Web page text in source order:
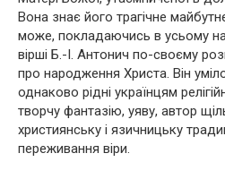
Вона знає його трагічне
може, покладаючись в усьому
вірші Б.-І. Антонич по-своєму
про народження Христа. Він
однаково рідні українцям
творчу фантазію, уяву, автор
християнську і язичницьку
переживання віри.